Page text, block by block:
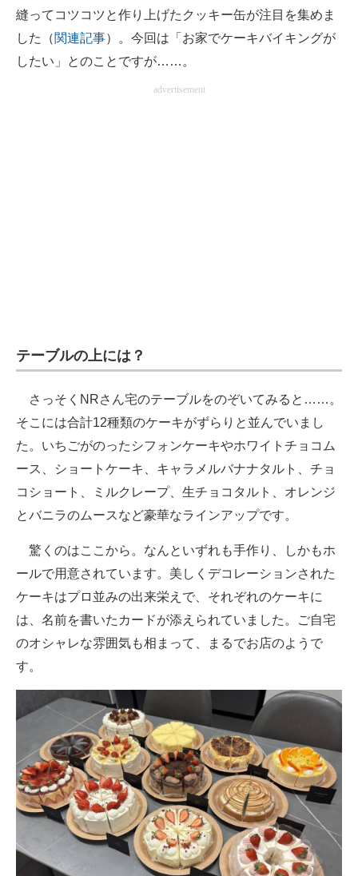
縫ってコツコツと作り上げたクッキー缶が注目を集めま
した（関連記事）。今回は「お家でケーキバイキングが
したい」とのことですが……。
advertisement
テーブルの上には？
さっそくNRさん宅のテーブルをのぞいてみると……。
そこには合計12種類のケーキがずらりと並んでいまし
た。いちごがのったシフォンケーキやホワイトチョコム
ース、ショートケーキ、キャラメルバナナタルト、チョ
コショート、ミルクレープ、生チョコタルト、オレンジ
とバニラのムースなど豪華なラインアップです。
驚くのはここから。なんといずれも手作り、しかもホ
ールで用意されています。美しくデコレーションされた
ケーキはプロ並みの出来栄えで、それぞれのケーキに
は、名前を書いたカードが添えられていました。ご自宅
のオシャレな雰囲気も相まって、まるでお店のようで
す。